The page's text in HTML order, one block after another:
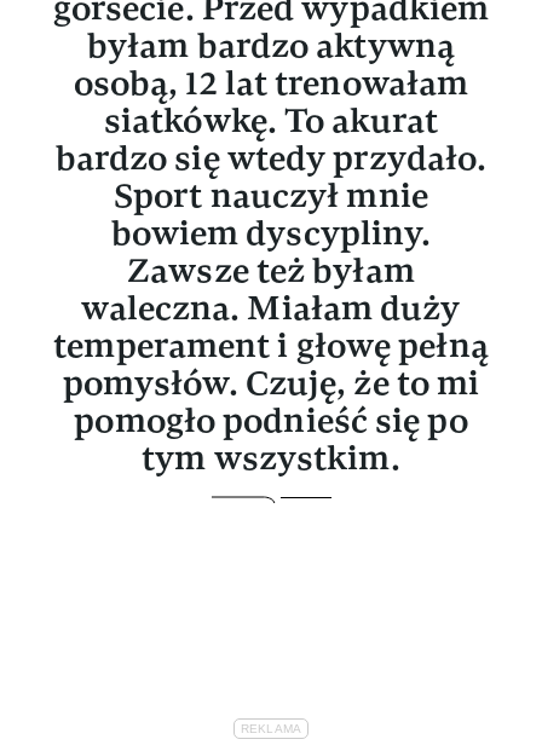
byłam bardzo aktywną
osobą, 12 lat trenowałam
siatkówkę. To akurat
bardzo się wtedy przydało.
Sport nauczył mnie
bowiem dyscypliny.
Zawsze też byłam
waleczna. Miałam duży
temperament i głowę pełną
pomysłów. Czuję, że to mi
pomogło podnieść się po
tym wszystkim.